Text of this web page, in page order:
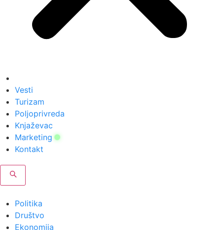
Vesti
Turizam
Poljoprivreda
Knjaževac
Marketing
Kontakt
Politika
Društvo
Ekonomija